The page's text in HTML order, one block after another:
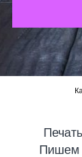
Пишем